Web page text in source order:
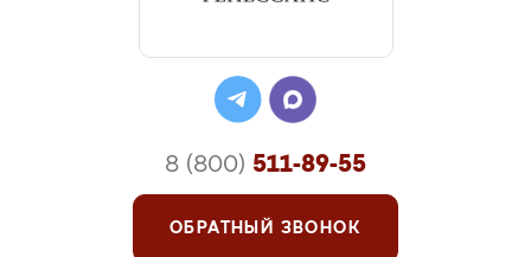
8 (800) 511-89-55
ОБРАТНЫЙ ЗВОНОК